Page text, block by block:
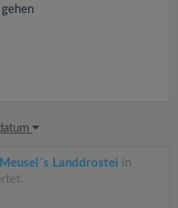
Meusel´s Landdrostei in